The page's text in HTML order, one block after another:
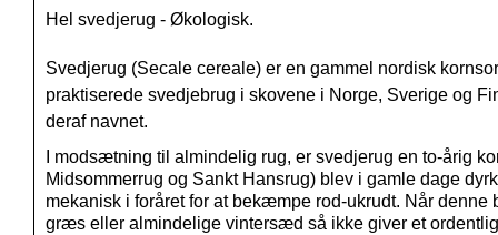
Hel svedjerug - Økologisk.
Svedjerug (Secale cereale) er en gammel nordisk
praktiserede svedjebrug i skovene i Norge, Sverige og
deraf navnet.
I modsætning til almindelig rug, er svedjerug en to-årig
Midsommerrug og Sankt Hansrug) blev i gamle dage
mekanisk i foråret for at bekæmpe rod-ukrudt. Når
græs eller almindelige vintersæd så ikke giver et